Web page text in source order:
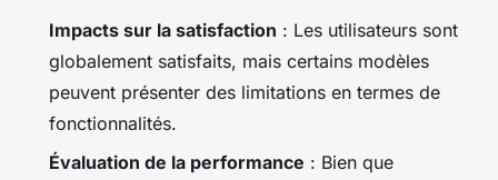
Impacts sur la satisfaction : Les utilisateurs sont
globalement satisfaits, mais certains modèles
peuvent présenter des limitations en termes de
fonctionnalités.
Évaluation de la performance : Bien que